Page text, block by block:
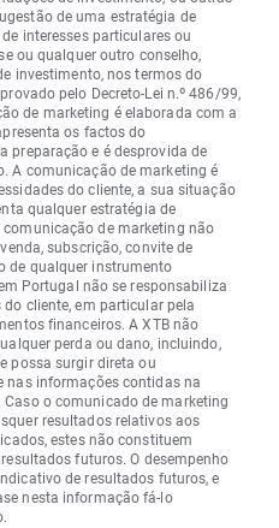
de uma estratégia de
interesses particulares ou
ou qualquer outro conselho,
investimento, nos termos do
pelo Decreto-Lei n.º 486/99,
de marketing é elaborada com a
os factos do
preparação e é desprovida de
A comunicação de marketing é
do cliente, a sua situação
qualquer estratégia de
de marketing não
subscrição, convite de
de qualquer instrumento
Portugal não se responsabiliza
cliente, em particular pela
financeiros. A XTB não
perda ou dano, incluindo,
possa surgir direta ou
nas informações contidas na
o comunicado de marketing
resultados relativos aos
estes não constituem
futuros. O desempenho
de resultados futuros, e
nesta informação fá-lo